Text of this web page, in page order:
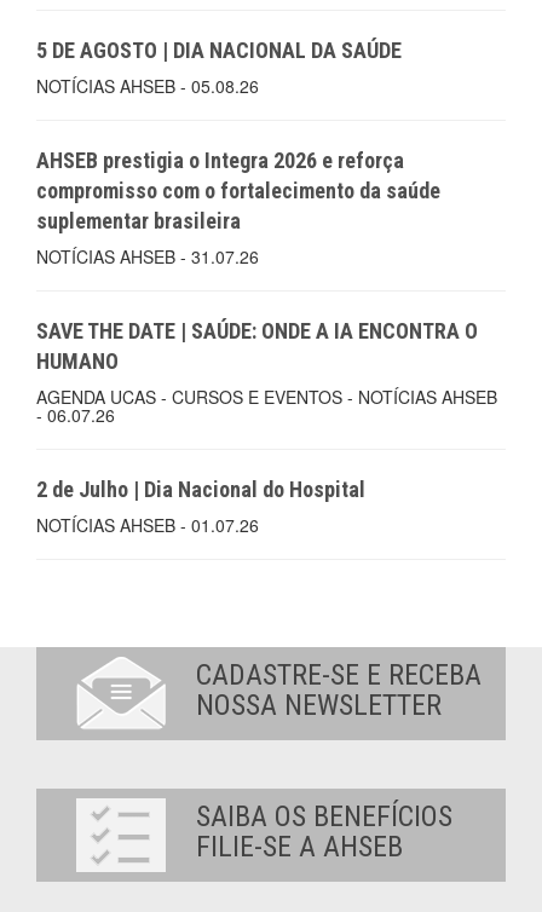
5 DE AGOSTO | DIA NACIONAL DA SAÚDE
NOTÍCIAS AHSEB - 05.08.26
AHSEB prestigia o Integra 2026 e reforça
compromisso com o fortalecimento da saúde
suplementar brasileira
NOTÍCIAS AHSEB - 31.07.26
SAVE THE DATE | SAÚDE: ONDE A IA ENCONTRA O
HUMANO
AGENDA UCAS - CURSOS E EVENTOS - NOTÍCIAS AHSEB
- 06.07.26
2 de Julho | Dia Nacional do Hospital
NOTÍCIAS AHSEB - 01.07.26
CADASTRE-SE E RECEBA
NOSSA NEWSLETTER
SAIBA OS BENEFÍCIOS
FILIE-SE A AHSEB